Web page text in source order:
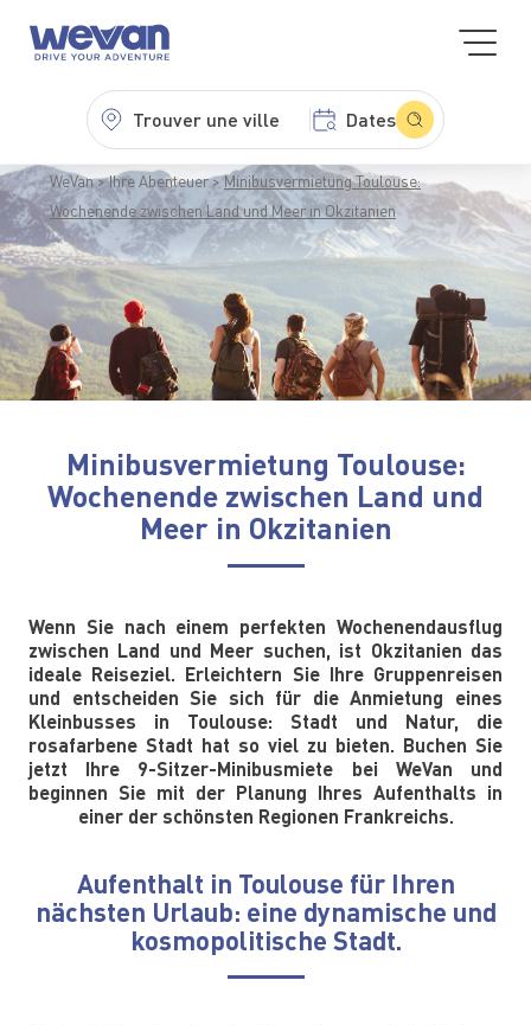
Trouver une ville Dates
WeVan Ihre Abenteuer
Minibusvermietung Toulouse:
Wochenende zwischen Land und Meer in Okzitanien
Minibusvermietung Toulouse:
Wochenende zwischen Land und
Meer in Okzitanien
Wenn Sie nach einem perfekten Wochenendausflug
zwischen Land und Meer suchen, ist Okzitanien das
ideale Reiseziel. Erleichtern Sie Ihre Gruppenreisen
und entscheiden Sie sich für die Anmietung eines
Kleinbusses in Toulouse: Stadt und Natur, die
rosafarbene Stadt hat so viel zu bieten. Buchen Sie
jetzt Ihre 9-Sitzer-Minibusmiete bei WeVan und
beginnen Sie mit der Planung Ihres Aufenthalts in
einer der schönsten Regionen Frankreichs.
Aufenthalt in Toulouse für Ihren
nächsten Urlaub: eine dynamische und
kosmopolitische Stadt.